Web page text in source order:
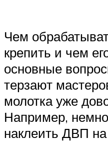
Чем
крепить и чем
основные
терзают
молотка уже
Например,
наклеить ДВП